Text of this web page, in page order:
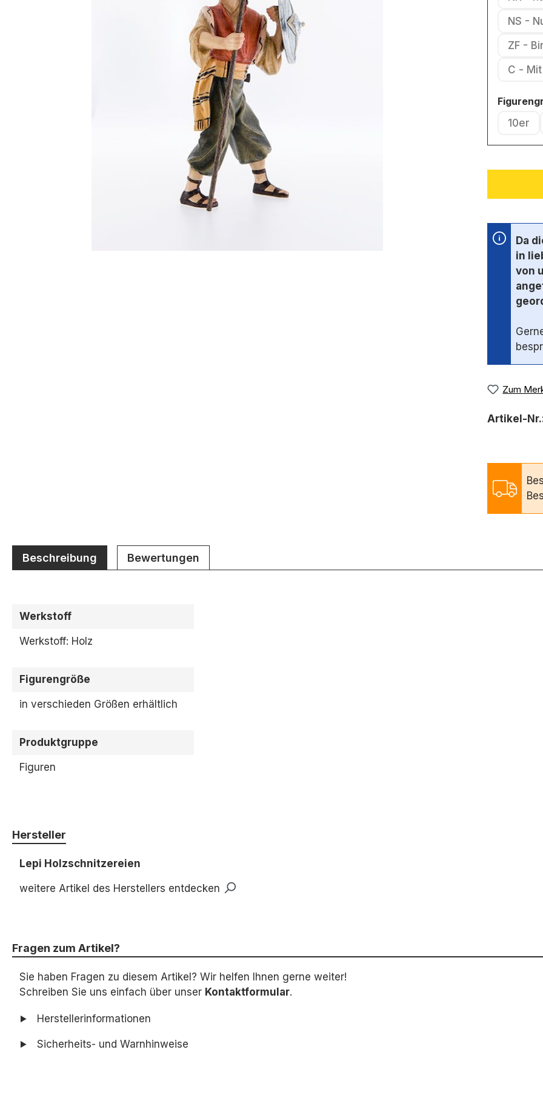
NS -
ZF -
C -
10er
Da
in
von
Zum
Artikel-
Beschreibung Bewertungen
Werkstoff
Werkstoff: Holz
Figurengröße
in verschieden Größen erhältlich
Produktgruppe
Figuren
Hersteller
Lepi Holzschnitzereien
weitere Artikel des Herstellers entdecken
Fragen zum Artikel?
Sie haben Fragen zu diesem Artikel? Wir helfen Ihnen gerne weiter!
Schreiben Sie uns einfach über unser Kontaktformular.
Herstellerinformationen
Sicherheits- und Warnhinweise